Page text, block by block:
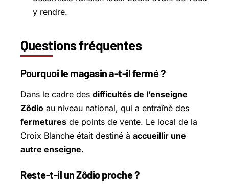
y rendre.
Questions fréquentes
Pourquoi le magasin a-t-il fermé ?
Dans le cadre des difficultés de l’enseigne
Zôdio au niveau national, qui a entraîné des
fermetures de points de vente. Le local de la
Croix Blanche était destiné à accueillir une
autre enseigne.
Reste-t-il un Zôdio proche ?